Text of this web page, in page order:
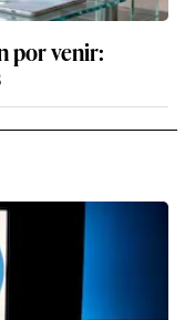
por venir: